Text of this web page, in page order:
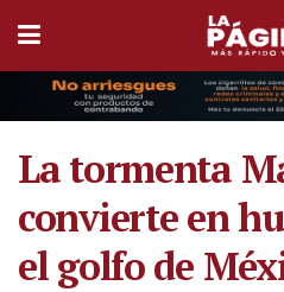
La tormenta
convierte en
el golfo de